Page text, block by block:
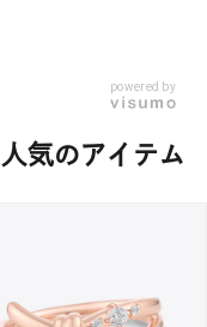
powered by
気のアイテム